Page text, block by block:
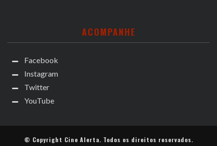
ACOMPANHE
Facebook
Instagram
Twitter
YouTube
© Copyright Cine Alerta. Todos os direitos reservados.